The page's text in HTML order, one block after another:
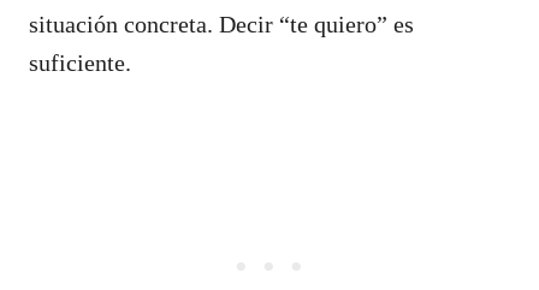
situación concreta. Decir “te quiero” es
suficiente.